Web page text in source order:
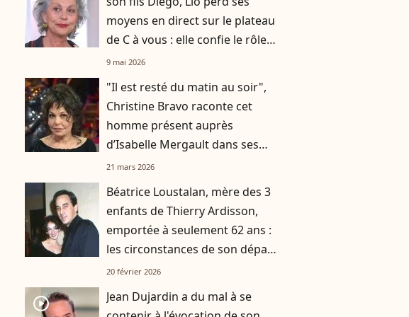
moyens en direct sur le plateau
de C à vous : elle confie le rôle
précieux qu’il a eu sur son
9 mai 2026
"Il est resté du matin au soir",
Christine Bravo raconte cet
homme présent auprès
d’Isabelle Mergault dans ses
derniers instants
21 mars 2026
Béatrice Loustalan, mère des 3
enfants de Thierry Ardisson,
emportée à seulement 62 ans :
les circonstances de son départ
connues
20 février 2026
player2
Jean Dujardin a du mal à se